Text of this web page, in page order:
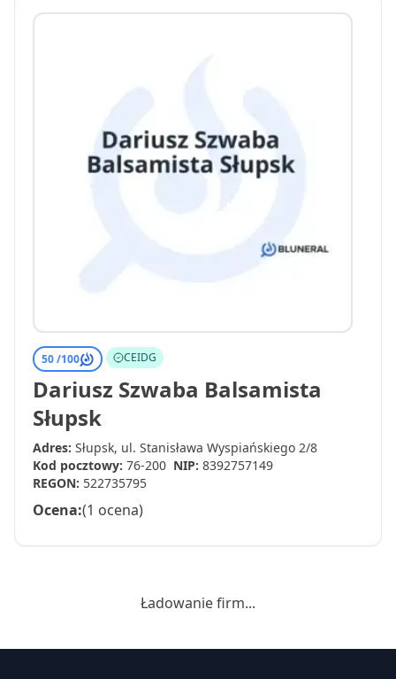
50 /100 CEIDG
Dariusz Szwaba Balsamista
Słupsk
Adres: Słupsk, ul. Stanisława Wyspiańskiego 2/8
Kod pocztowy: 76-200 NIP: 8392757149
REGON: 522735795
Ocena:(1 ocena)
Ładowanie firm...